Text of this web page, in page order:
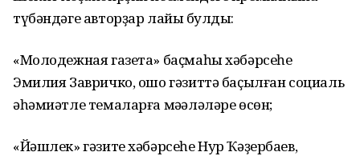
түбәндәге авторҙар лайыҡ булды:
«Молодежная газета» баҫмаһы хәбәрсеһе
Эмилия Завричко, ошо гәзиттә баҫылған социаль
әһәмиәтле темаларға мәҡәләләре өсөн;
«Йәшлек» гәзите хәбәрсеһе Нур Ҡәҙербаев,